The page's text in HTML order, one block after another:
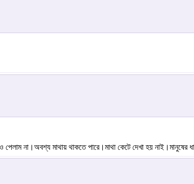
না।অবশ্য মাথায় থাকতে পারে।মাথা কেটে দেখা হয় নাই।মানুষের